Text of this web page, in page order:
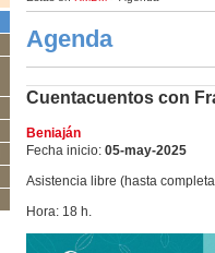
Agenda
Cuentacuentos con
Beniaján
Fecha inicio: 05-may-2025
Asistencia libre (hasta
Hora: 18 h.